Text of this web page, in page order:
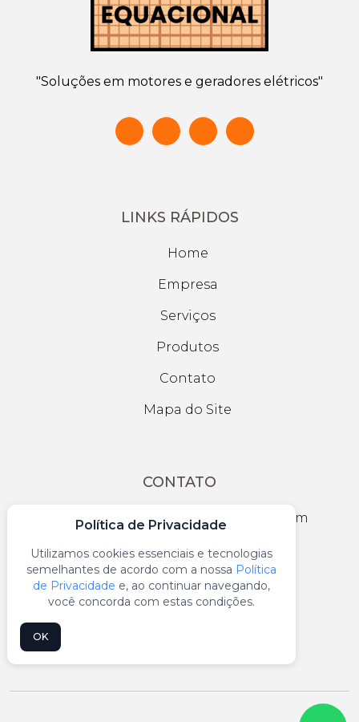
"Soluções em motores e geradores elétricos"
LINKS RÁPIDOS
Home
Empresa
Serviços
Produtos
Contato
Mapa do Site
CONTATO
R. Secundino Domingues, 787 - Jardim
Independência, São Paulo - SP
vendas@equacional.com.br
(11) 2100-0777
Política de Privacidade
Utilizamos cookies essenciais e tecnologias
semelhantes de acordo com a nossa Política
de Privacidade e, ao continuar navegando,
você concorda com estas condições.
OK